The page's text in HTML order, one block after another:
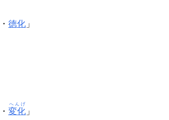
・ 徳化 」
・ 変化
へんげ
」